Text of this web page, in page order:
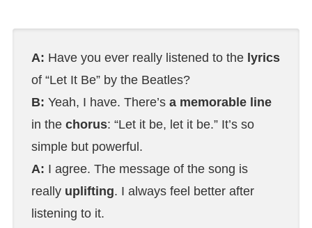
A: Have you ever really listened to the lyrics
of “Let It Be” by the Beatles?
B: Yeah, I have. There’s a memorable line
in the chorus: “Let it be, let it be.” It’s so
simple but powerful.
A: I agree. The message of the song is
really uplifting. I always feel better after
listening to it.